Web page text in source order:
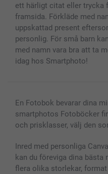
ett härligt citat eller trycka
framsida. Förkläde med
uppskattad present
personlig. För små barn
med namn vara bra att ta
idag hos Smartphoto!
En Fotobok bevarar dina
smartphotos Fotoböcker
och prisklasser, välj den
Inred med personliga
kan du föreviga dina
flera olika storlekar,